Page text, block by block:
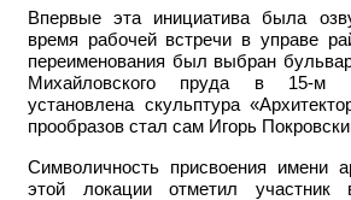
Впервые эта инициатива была
время рабочей встречи в управе
переименования был выбран
Михайловского пруда в 15-м
установлена скульптура
прообразов стал сам Игорь
Символичность присвоения имени
этой локации отметил участник